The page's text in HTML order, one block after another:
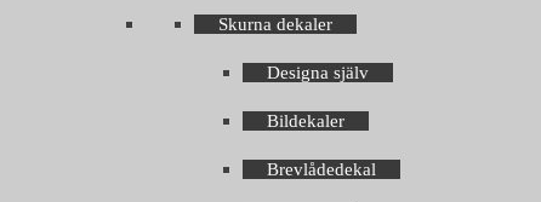
Skurna dekaler
Designa själv
Bildekaler
Brevlådedekal